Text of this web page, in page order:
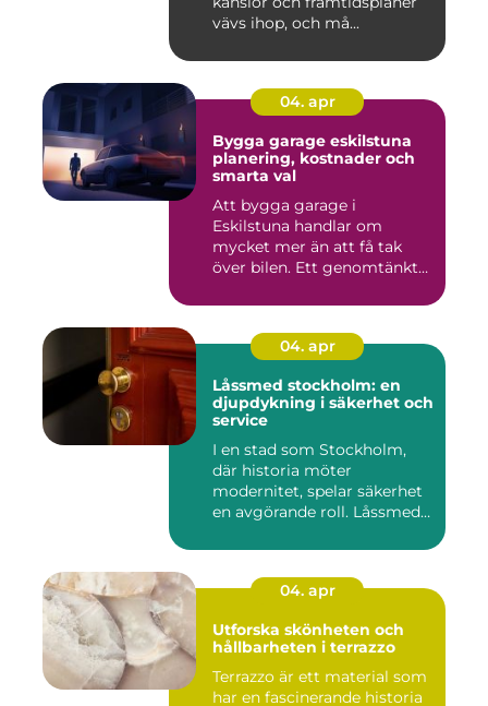
vävs ihop, och må...
04. apr
Bygga garage eskilstuna
planering, kostnader och
smarta val
Att bygga garage i
Eskilstuna handlar om
mycket mer än att få tak
över bilen. Ett genomtänkt
04. apr
Låssmed stockholm: en
djupdykning i säkerhet och
service
I en stad som Stockholm,
där historia möter
modernitet, spelar säkerhet
en avgörande roll. Låssmed
04. apr
Utforska skönheten och
hållbarheten i terrazzo
Terrazzo är ett material som
har en fascinerande historia